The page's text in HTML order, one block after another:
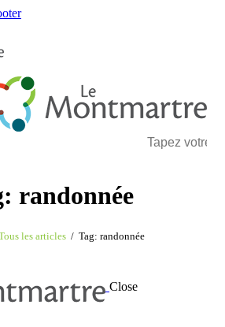
randonnée
les articles Tag: randonnée
Close